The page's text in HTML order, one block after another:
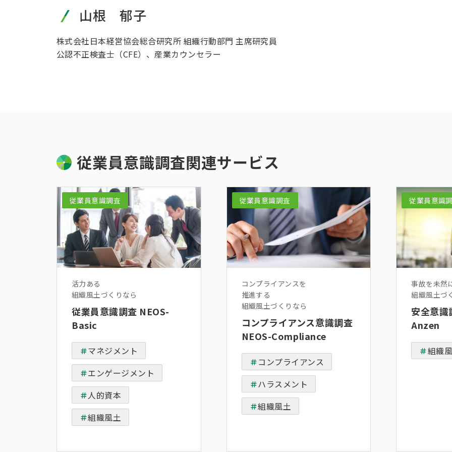
山根 郁子
株式会社日本経営協会総合研究所 組織行動部門 主席研究員
公認不正検査士（CFE）、産業カウンセラー
従業員意識調査関連サービス
従業員意識調査
活力ある
組織風土づくりなら
従業員意識調査 NEOS-
Basic
マネジメント
エンゲージメント
人的資本
組織風土
従業員意識調査
コンプライアンスを
推進する
組織風土づくりなら
コンプライアンス意識調査
NEOS-Compliance
コンプライアンス
ハラスメント
組織風土
従業員意識
事故を未然
組織風土づ
安全意
Anzen
組織